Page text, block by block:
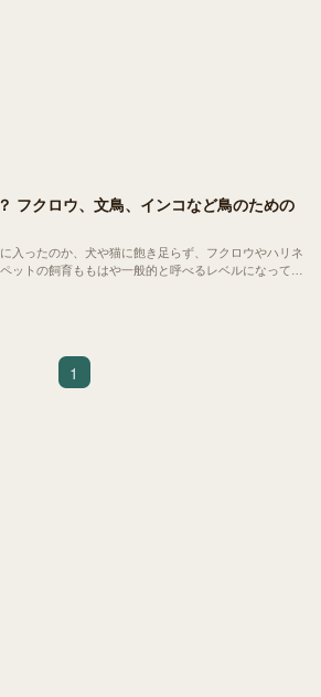
フクロウ、文鳥、インコなど鳥のための
入ったのか、犬や猫に飽き足らず、フクロウやハリネ
ットの飼育ももはや一般的と呼べるレベルになってき
1